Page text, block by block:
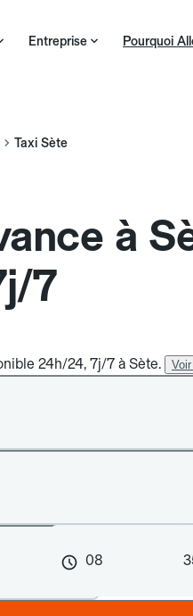
Entreprise Pourquoi
Taxi Sète
à
7
24h/24, 7j/7 à Sète.
08